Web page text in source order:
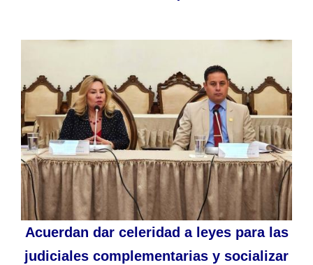
Acuerdan dar celeridad a leyes para las
judiciales complementarias y socializar